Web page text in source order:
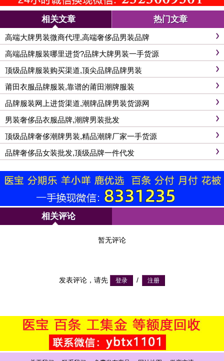
相关文章 热门文章
高端大牌男装微商代理,高端奢侈品男装品牌
高端品牌服装哪里进货?品牌大牌男装一手货源
顶级品牌服装购买渠道,顶尖品牌品牌男装
莆田衣服品牌服装,靠谱的莆田潮牌服装
品牌服装网上进货渠道,潮牌品牌男装货源网
男装奢侈品衣服品牌,潮牌男装批发
顶级品牌奢侈潮牌男装,精品潮牌厂家一手货源
品牌奢侈品女装批发,顶级品牌一件代发
相关评论
暂无评论
发表评论，请先 /